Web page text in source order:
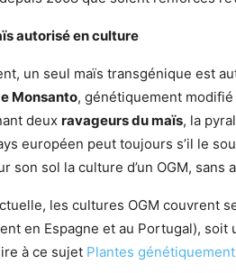
autorisé en culture
un seul maïs transgénique est
Monsanto, génétiquement
deux ravageurs du maïs, la
européen peut toujours s’il le
son sol la culture d’un OGM,
les cultures OGM couvrent
en Espagne et au Portugal), soit
à ce sujet Plantes